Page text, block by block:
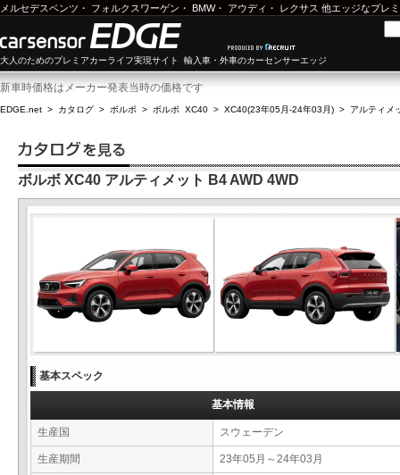
メルセデスベンツ ・ フォルクスワーゲン ・ BMW・ アウディ ・ レクサス 他エッジなプレ
大人のためのプレミアカーライフ実現サイト 輸入車・外車のカーセンサーエッジ
新車時価格はメーカー発表当時の価格です
EDGE.net > カタログ > ボルボ > ボルボ XC40 > XC40(23年05月-24年03月) > アルティメ
ボルボ XC40 アルティメット B4 AWD 4WD
基本スペック
基本情報
生産国 スウェーデン
生産期間 23年05月～24年03月